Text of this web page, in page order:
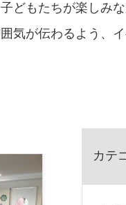
どもたちが楽しみ
気が伝わるよう、
カテ